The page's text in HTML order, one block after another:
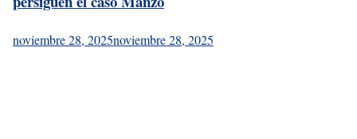
noviembre 28, 2025noviembre 28, 2025